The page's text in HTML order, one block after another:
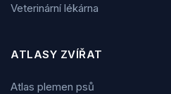
Veterinární lékárna
ATLASY ZVÍŘAT
Atlas plemen psů